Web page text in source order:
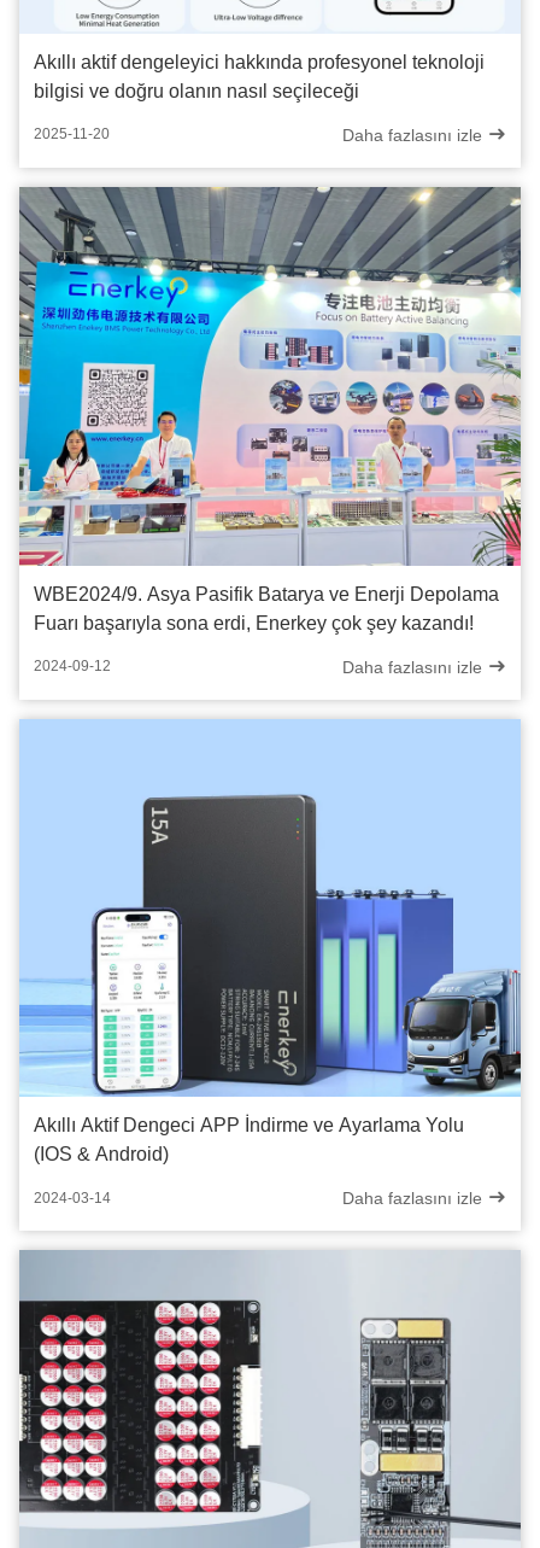
Akıllı aktif dengeleyici hakkında profesyonel teknoloji
bilgisi ve doğru olanın nasıl seçileceği
2025-11-20 Daha fazlasını izle
WBE2024/9. Asya Pasifik Batarya ve Enerji Depolama
Fuarı başarıyla sona erdi, Enerkey çok şey kazandı!
2024-09-12 Daha fazlasını izle
Akıllı Aktif Dengeci APP İndirme ve Ayarlama Yolu
(IOS & Android)
2024-03-14 Daha fazlasını izle